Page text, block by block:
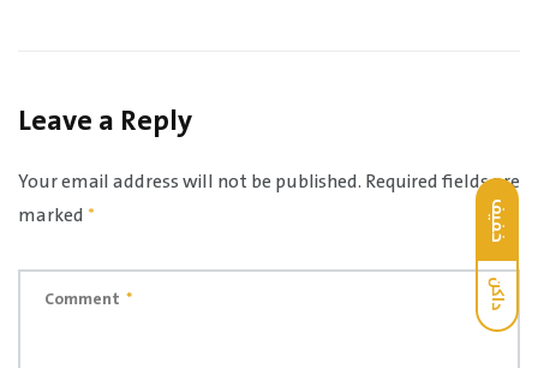
خفيف
داكن
Leave a Reply
Your email address will not be published. Required fields are
marked*
Comment *